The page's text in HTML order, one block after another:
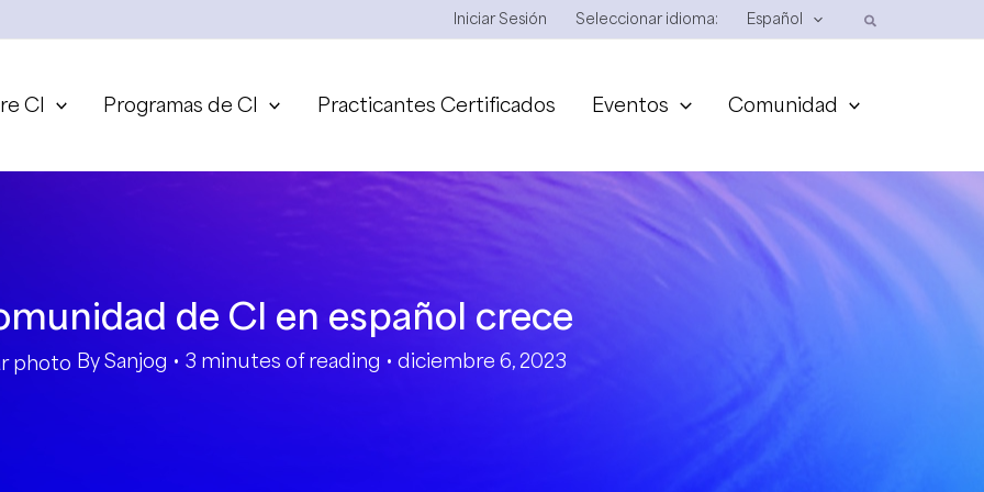
Iniciar Sesión Seleccionar idioma: Español
CI Programas de CI Practicantes Certificados Eventos Comunidad
de CI en español crece
BySanjog • 3 minutes of reading • diciembre 6, 2023